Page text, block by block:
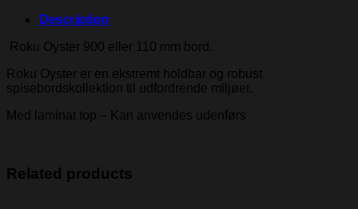
Description
Roku Oyster 900 eller 110 mm bord.
Roku Oyster er en ekstremt holdbar og robust
spisebordskollektion til udfordrende miljøer.
Med laminat top – Kan anvendes udenførs
Related products